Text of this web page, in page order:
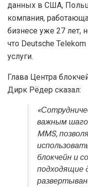
данных в США,
компания,
бизнесе уже 27 лет,
что Deutsche
услуги.
Глава Центра
Дирк Рёдер сказал:
важным
MMS,
блокчейн и
подходящие